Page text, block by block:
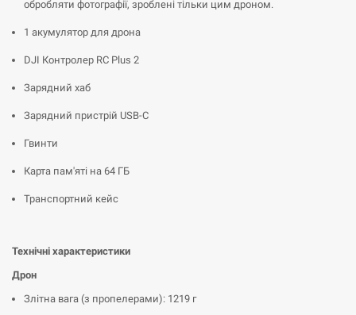
обробляти фотографії, зроблені тільки цим дроном.
1 акумулятор для дрона
DJI Контролер RC Plus 2
Зарядний хаб
Зарядний пристрій USB-C
Гвинти
Карта пам'яті на 64 ГБ
Транспортний кейс
Технічні характеристики
Дрон
Злітна вага (з пропелерами): 1219 г